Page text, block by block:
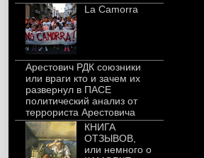
La Camorra
Арестович РДК союзники
или враги кто и зачем их
развернул в ПАСЕ
политический анализ от
террориста Арестовича
КНИГА
ОТЗЫВОВ,
или немного о